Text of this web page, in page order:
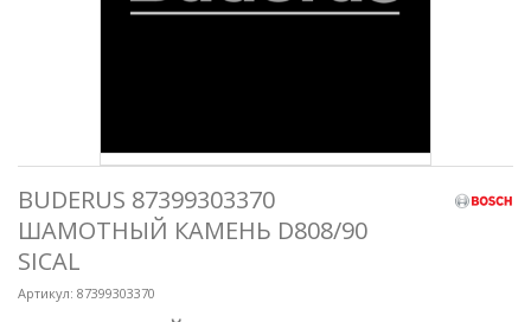
BUDERUS 87399303370
ШАМОТНЫЙ КАМЕНЬ D808/90
SICAL
Артикул: 87399303370